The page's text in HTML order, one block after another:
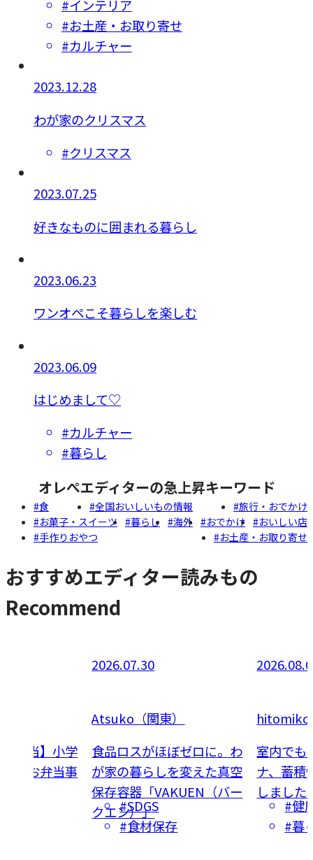
#インテリア
#お土産・お取り寄せ
#カルチャー
2023.12.28
わが家のクリスマス
#クリスマス
2023.07.25
好きなものに囲まれる暮らし
2023.06.23
ワンオペこそ暮らしを楽しむ
2023.06.09
はじめまして♡
#カルチャー
#暮らし
オレぺエディターの急上昇キーワード
食 全国おいしいもの情報
旅行・おでかけ
お菓子・スイーツ
暮らし 海外 おでかけ
おいしい店
手作りおやつ
お土産・お取り寄せ
おすすめエディター読みもの
Recommend
弁当】小学
なお弁当事
2026.07.30
Atsuko（関東）
食品ロスがほぼゼロに。わ
が家の暮らしを変えた真空
保存容器「VAKUEN（バー
クエン）」
#SDGS
#食材保存
hitomiko
室内でも
ナ、蓄積
しました
#健
#暮